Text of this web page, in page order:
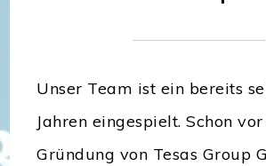
Unser Team ist ein bereits
Jahren eingespielt. Schon
Gründung von Tesas Group